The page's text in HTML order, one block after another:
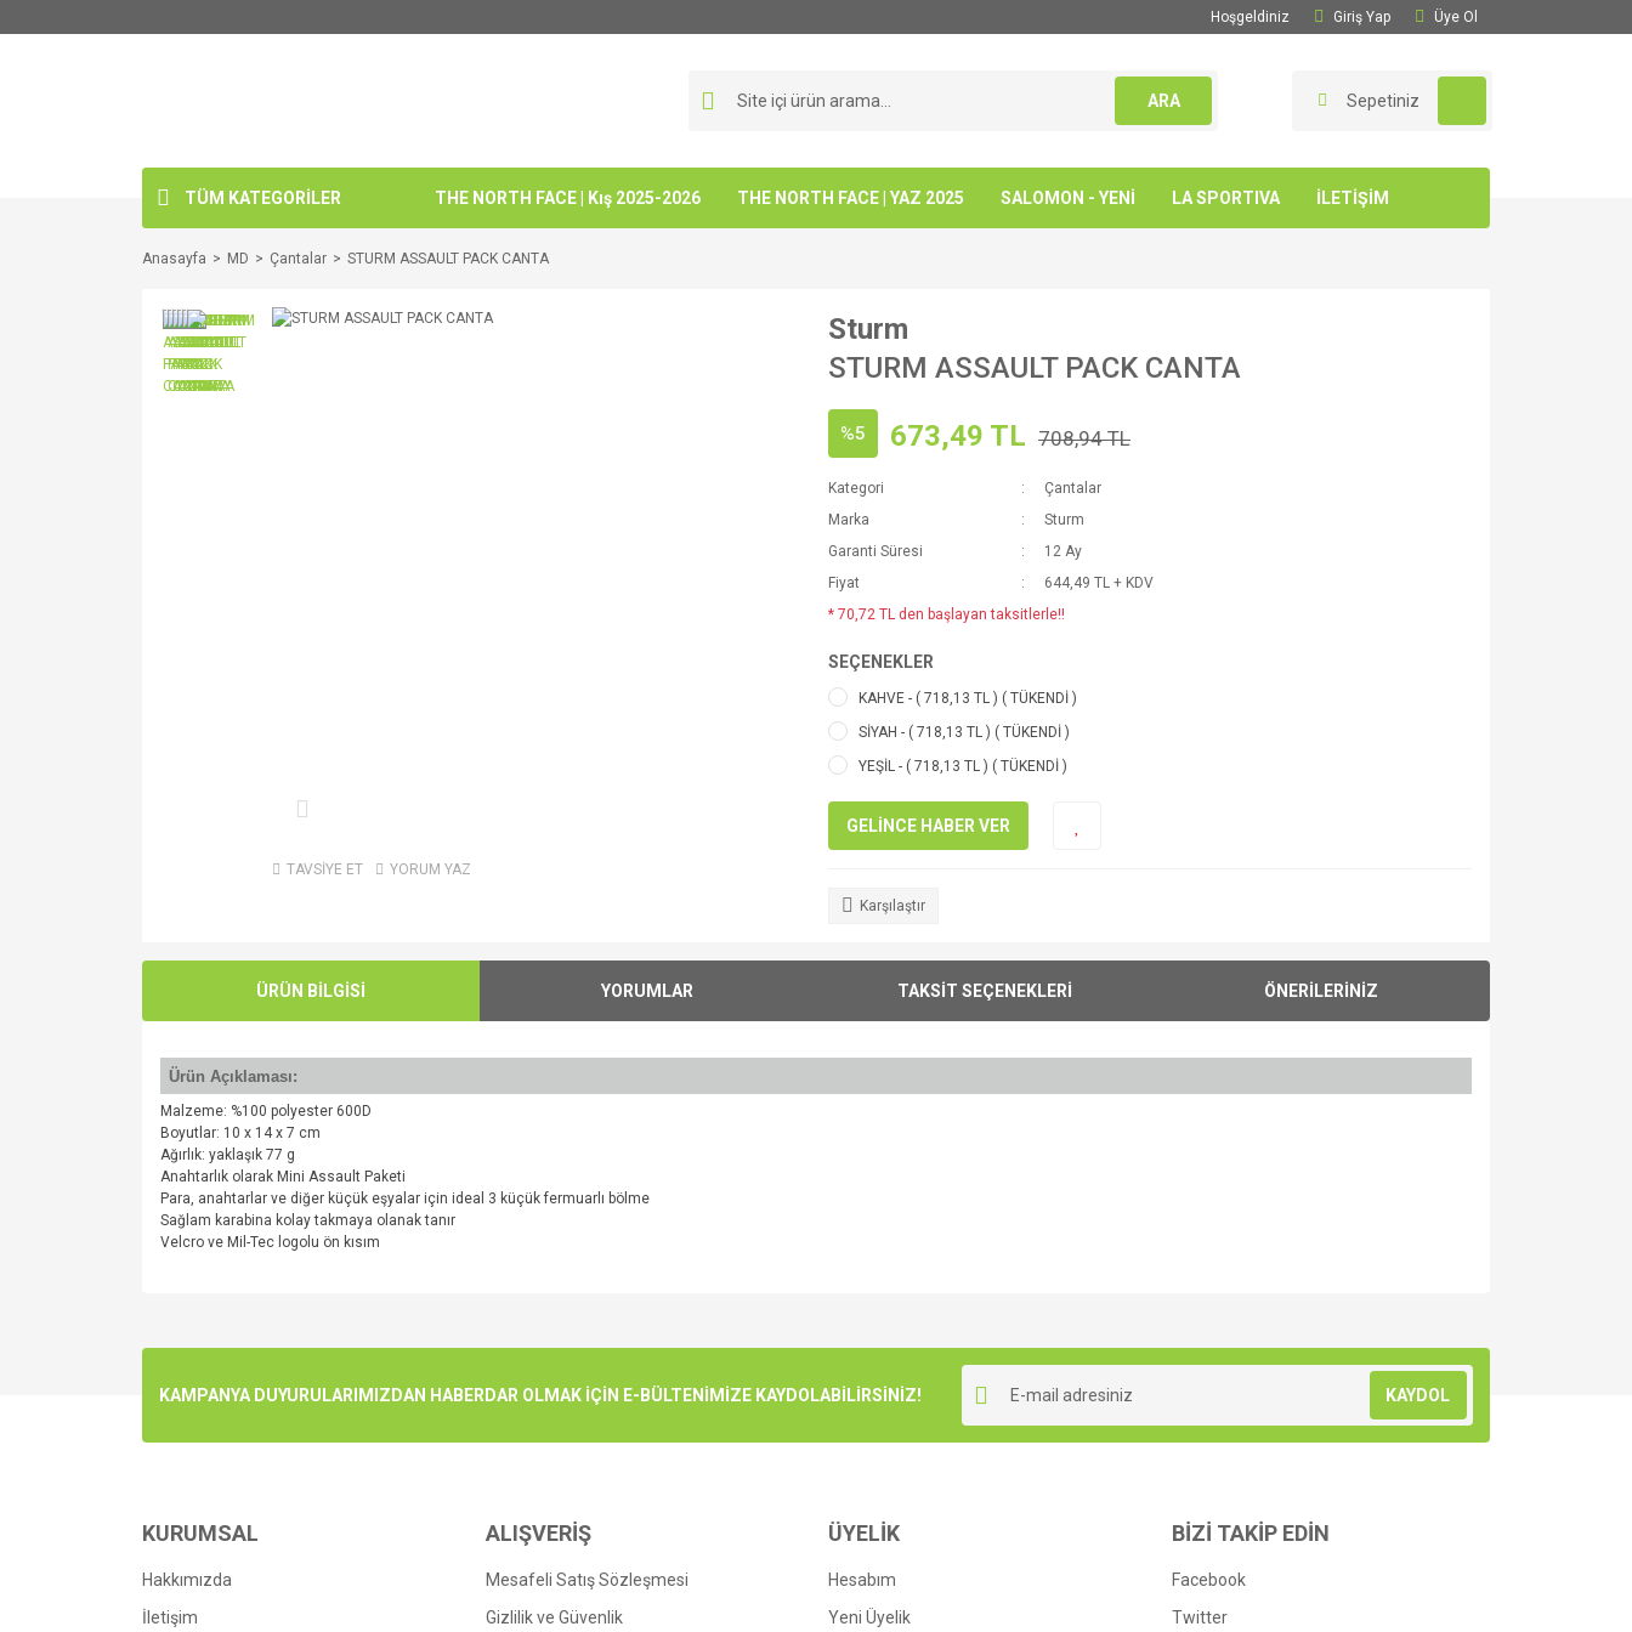
Hoşgeldiniz Giriş Yap Üye Ol
ARA Sepetiniz
TÜM KATEGORİLER THE NORTH FACE | Kış 2025-2026 THE NORTH FACE | YAZ 2025 SALOMON - YENİ LA SPORTIVA İLETİŞİM
Anasayfa MD Çantalar STURM ASSAULT PACK CANTA
TAVSİYE ET YORUM YAZ
Sturm
STURM ASSAULT PACK CANTA
%5 673,49 TL 708,94 TL
Kategori
Çantalar
Marka
Sturm
Garanti Süresi
12 Ay
Fiyat
644,49 TL + KDV
* 70,72 TL den başlayan taksitlerle!!
SEÇENEKLER
KAHVE - ( 718,13 TL ) ( TÜKENDİ )
SİYAH - ( 718,13 TL ) ( TÜKENDİ )
YEŞİL - ( 718,13 TL ) ( TÜKENDİ )
GELİNCE HABER VER
Karşılaştır
ÜRÜN BİLGİSİ YORUMLAR TAKSİT SEÇENEKLERİ ÖNERİLERİNİZ
Ürün Açıklaması:
Malzeme: %100 polyester 600D
Boyutlar: 10 x 14 x 7 cm
Ağırlık: yaklaşık 77 g
Anahtarlık olarak Mini Assault Paketi
Para, anahtarlar ve diğer küçük eşyalar için ideal 3 küçük fermuarlı bölme
Sağlam karabina kolay takmaya olanak tanır
Velcro ve Mil-Tec logolu ön kısım
Ürün resmi kalitesiz, bozuk veya görüntülenemiyor.
Bu ürüne benzer farklı alternatifler olmalı.
KAMPANYA DUYURULARIMIZDAN HABERDAR OLMAK İÇİN E-BÜLTENİMİZE KAYDOLABİLİRSİNİZ! KAYDOL
KURUMSAL
Hakkımızda
İletişim
ALIŞVERİŞ
Mesafeli Satış Sözleşmesi
Gizlilik ve Güvenlik
ÜYELİK
Hesabım
Yeni Üyelik
BİZİ TAKİP EDİN
Facebook
Twitter